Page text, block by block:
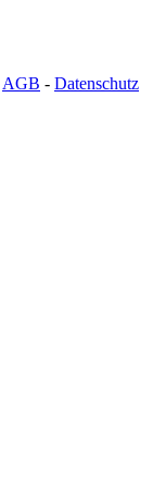
AGB - Datenschutz